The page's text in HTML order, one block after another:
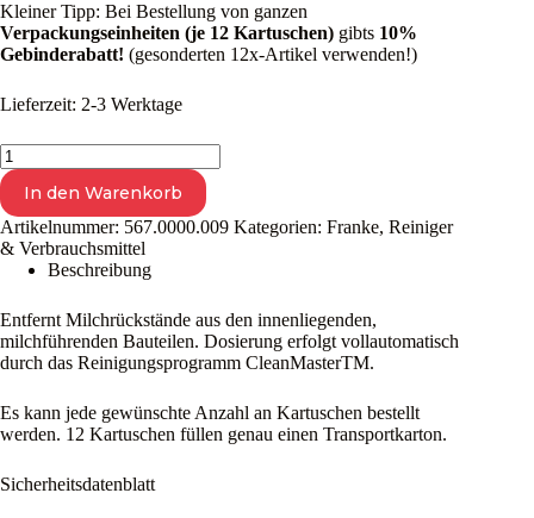
Kleiner Tipp: Bei Bestellung von ganzen
Verpackungseinheiten (je 12 Kartuschen) gibts 10%
Gebinderabatt! (gesonderten 12x-Artikel verwenden!)
Lieferzeit: 2-3 Werktage
Reiniger
für
Milchsysteme
(Kartusche
0,95
Liter)
Menge
In den Warenkorb
Artikelnummer: 567.0000.009 Kategorien: Franke, Reiniger
& Verbrauchsmittel
Beschreibung
Entfernt Milchrückstände aus den innenliegenden,
milchführenden Bauteilen. Dosierung erfolgt vollautomatisch
durch das Reinigungsprogramm CleanMasterTM.
Es kann jede gewünschte Anzahl an Kartuschen bestellt
werden. 12 Kartuschen füllen genau einen Transportkarton.
Sicherheitsdatenblatt